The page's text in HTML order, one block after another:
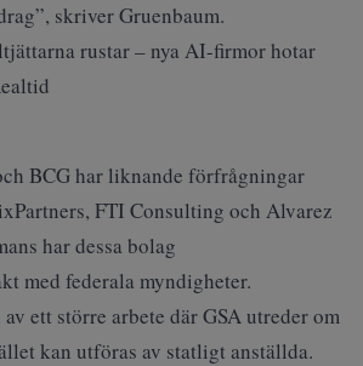
skriver Gruenbaum.
rustar – nya AI-firmor hotar
BCG har liknande förfrågningar
FTI Consulting och Alvarez
har dessa bolag
med federala myndigheter.
ett större arbete där GSA utreder om
kan utföras av statligt anställda.